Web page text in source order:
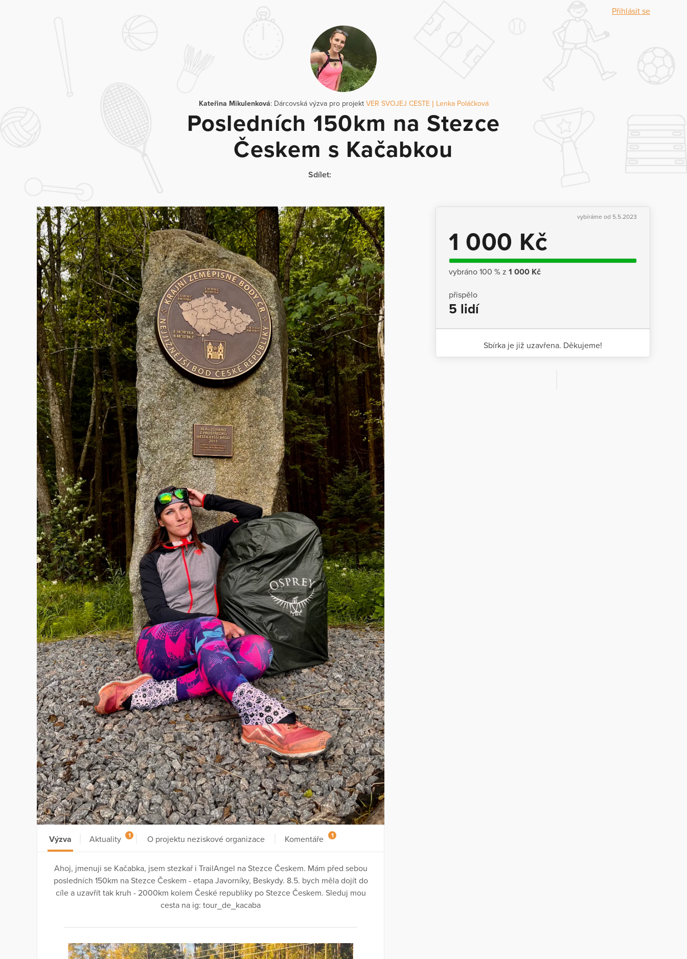
Přihlásit se
Kateřina Mikulenková: Dárcovská výzva pro projekt VER SVOJEJ CESTE | Lenka Poláčková
Posledních 150km na Stezce
Českem s Kačabkou
Sdílet:
vybíráme od 5.5.2023
1 000 Kč
vybráno 100 % z 1 000 Kč
přispělo
5 lidí
Sbírka je již uzavřena. Děkujeme!
Výzva Aktuality 1 O projektu neziskové organizace Komentáře 1
Ahoj, jmenuji se Kačabka, jsem stezkař i TrailAngel na Stezce Českem. Mám před sebou
posledních 150km na Stezce Českem - etapa Javorníky, Beskydy. 8.5. bych měla dojít do
cíle a uzavřít tak kruh - 2000km kolem České republiky po Stezce Českem. Sleduj mou
cesta na ig: tour_de_kacaba